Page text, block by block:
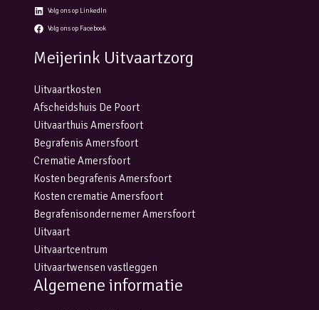
Volg ons op LinkedIn
Volg ons op Facebook
Meijerink Uitvaartzorg
Uitvaartkosten
Afscheidshuis De Poort
Uitvaarthuis Amersfoort
Begrafenis Amersfoort
Crematie Amersfoort
Kosten begrafenis Amersfoort
Kosten crematie Amersfoort
Begrafenisondernemer Amersfoort
Uitvaart
Uitvaartcentrum
Uitvaartwensen vastleggen
Algemene informatie